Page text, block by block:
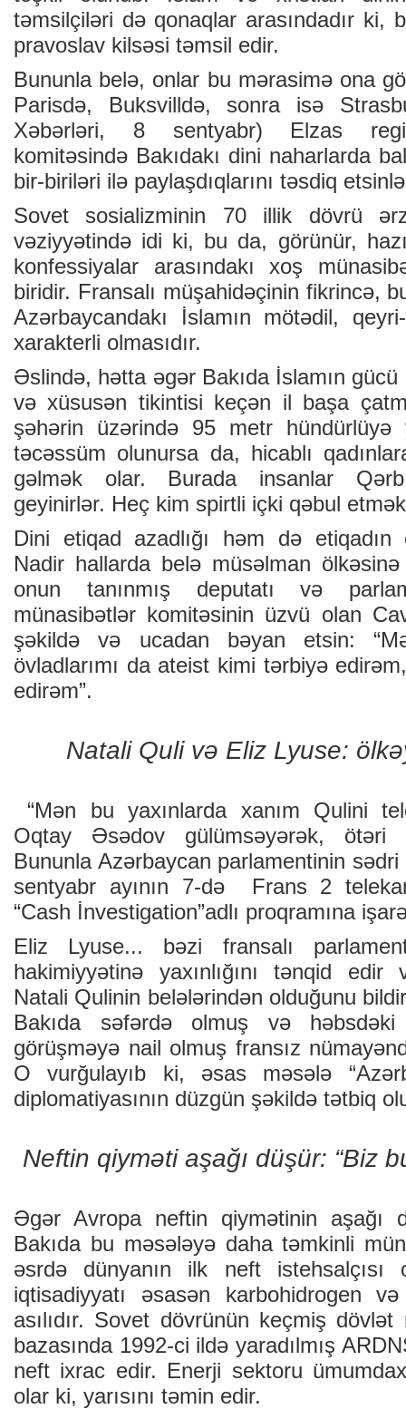
təmsilçiləri də qonaqlar arasındadır ki,
pravoslav kilsəsi təmsil edir.
Bununla belə, onlar bu mərasimə ona
Parisdə, Buksvilldə, sonra isə
Xəbərləri, 8 sentyabr) Elzas
komitəsində Bakıdakı dini naharlarda
bir-biriləri ilə paylaşdıqlarını təsdiq
Sovet sosializminin 70 illik dövrü
vəziyyətində idi ki, bu da, görünür,
konfessiyalar arasındakı xoş
biridir. Fransalı müşahidəçinin fikrincə,
Azərbaycandakı İslamın mötədil,
xarakterli olmasıdır.
Əslində, hətta əgər Bakıda İslamın
və xüsusən tikintisi keçən il başa
şəhərin üzərində 95 metr hündürlüyə
təcəssüm olunursa da, hicablı
gəlmək olar. Burada insanlar
geyinirlər. Heç kim spirtli içki qəbul
Dini etiqad azadlığı həm də etiqadın
Nadir hallarda belə müsəlman
onun tanınmış deputatı və
münasibətlər komitəsinin üzvü olan
şəkildə və ucadan bəyan etsin:
övladlarımı da ateist kimi tərbiyə
edirəm”.
Natali Quli və Eliz Lyuse:
“Mən bu yaxınlarda xanım Qulini
Oqtay Əsədov gülümsəyərək, ötəri
Bununla Azərbaycan parlamentinin
sentyabr ayının 7-də Frans 2
“Cash İnvestigation”adlı proqramına
Eliz Lyuse... bəzi fransalı
hakimiyyətinə yaxınlığını tənqid
Natali Qulinin belələrindən olduğunu
Bakıda səfərdə olmuş və
görüşməyə nail olmuş fransız
O vurğulayıb ki, əsas məsələ
diplomatiyasının düzgün şəkildə tətbiq
Neftin qiyməti aşağı düşür: “Biz
Əgər Avropa neftin qiymətinin aşağı
Bakıda bu məsələyə daha təmkinli
əsrdə dünyanın ilk neft istehsalçısı
iqtisadiyyatı əsasən karbohidrogen
asılıdır. Sovet dövrünün keçmiş dövlət
bazasında 1992-ci ildə yaradılmış
neft ixrac edir. Enerji sektoru
olar ki, yarısını təmin edir.